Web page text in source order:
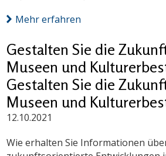
Mehr erfahren
Gestalten Sie die
Museen und
Gestalten Sie die
Museen und
12.10.2021
Wie erhalten Sie Informationen